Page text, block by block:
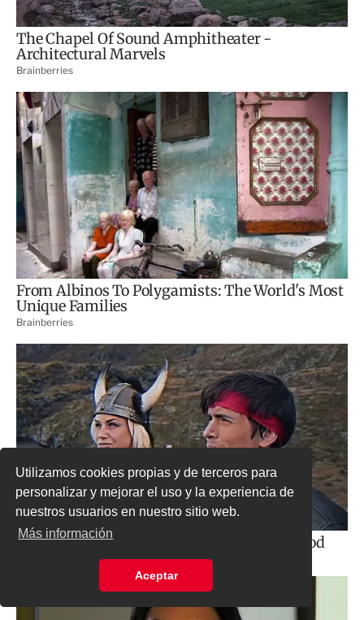
Utilizamos cookies propias y de terceros para
personalizar y mejorar el uso y la experiencia de
nuestros usuarios en nuestro sitio web.
Más información
Aceptar